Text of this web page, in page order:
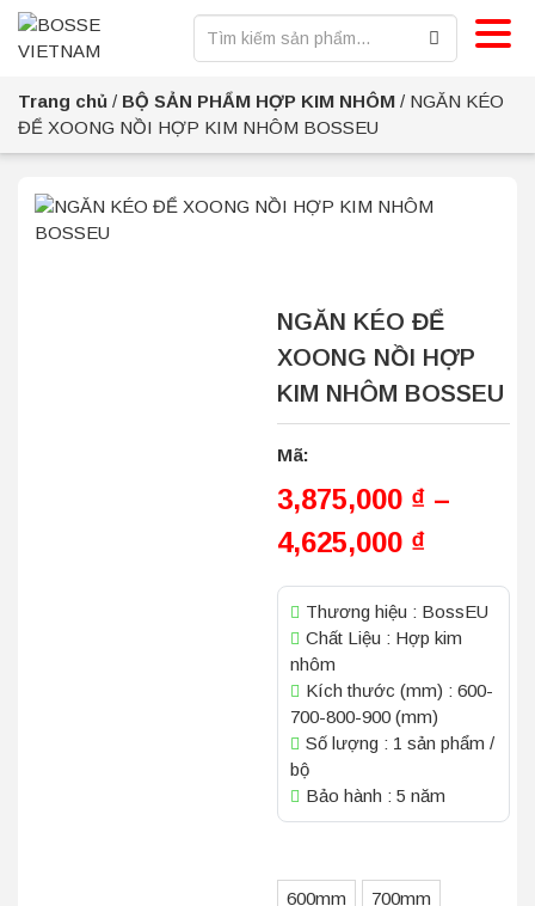
Trang chủ / BỘ SẢN PHẨM HỢP KIM NHÔM / NGĂN KÉO
ĐỂ XOONG NỒI HỢP KIM NHÔM BOSSEU
NGĂN KÉO ĐỂ
XOONG NỒI HỢP
KIM NHÔM BOSSEU
Mã:
3,875,000 ₫ –
4,625,000 ₫
Thương hiệu : BossEU
Chất Liệu : Hợp kim
nhôm
Kích thước (mm) : 600-
700-800-900 (mm)
Số lượng : 1 sản phẩm /
bộ
Bảo hành : 5 năm
600mm 700mm